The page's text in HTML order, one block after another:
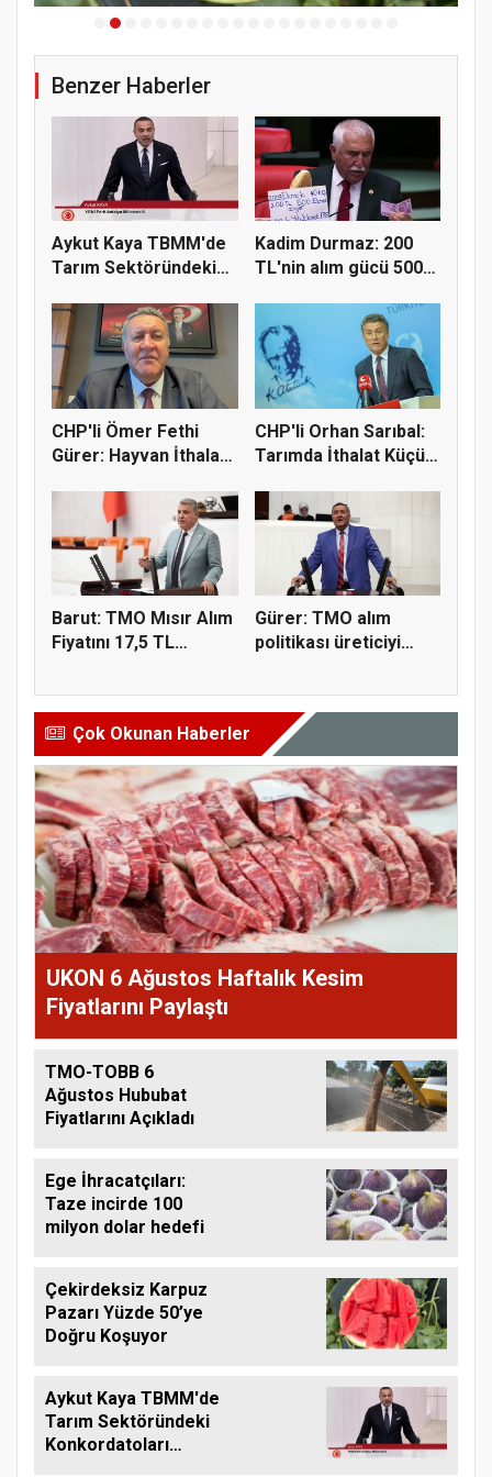
Benzer Haberler
Aykut Kaya TBMM'de
Tarım Sektöründeki
Kadim Durmaz: 200
TL'nin alım gücü 500
CHP'li Ömer Fethi
Gürer: Hayvan İthalatı
CHP'li Orhan Sarıbal:
Tarımda İthalat Küçük
Barut: TMO Mısır Alım
Fiyatını 17,5 TL
Gürer: TMO alım
politikası üreticiyi
Çok Okunan Haberler
UKON 6 Ağustos Haftalık Kesim
Fiyatlarını Paylaştı
TMO-TOBB 6
Ağustos Hububat
Fiyatlarını Açıkladı
Ege İhracatçıları:
Taze incirde 100
milyon dolar hedefi
Çekirdeksiz Karpuz
Pazarı Yüzde 50’ye
Doğru Koşuyor
Aykut Kaya TBMM'de
Tarım Sektöründeki
Konkordatoları